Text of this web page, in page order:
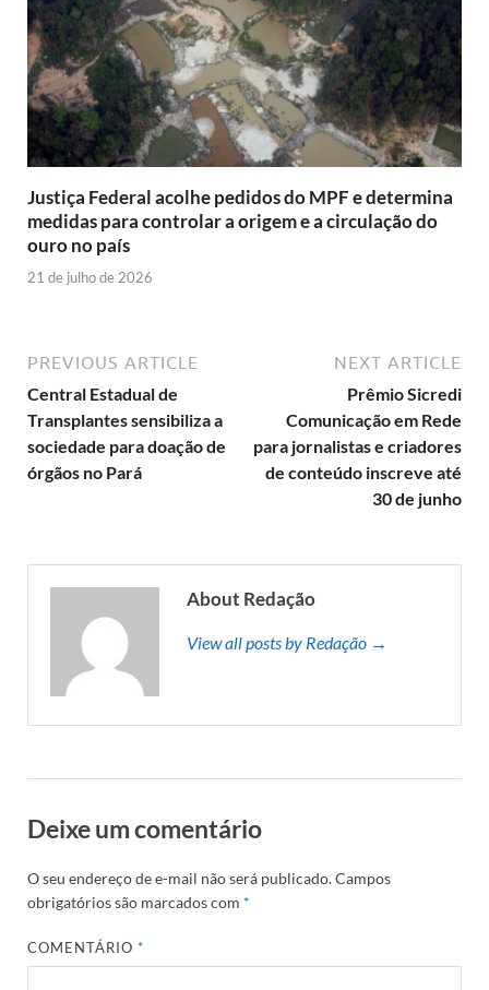
Justiça Federal acolhe pedidos do MPF e determina
medidas para controlar a origem e a circulação do
ouro no país
21 de julho de 2026
PREVIOUS ARTICLE
Central Estadual de
Transplantes sensibiliza a
sociedade para doação de
órgãos no Pará
NEXT ARTICLE
Prêmio Sicredi
Comunicação em Rede
para jornalistas e criadores
de conteúdo inscreve até
30 de junho
About Redação
View all posts by Redação →
Deixe um comentário
O seu endereço de e-mail não será publicado.Campos
obrigatórios são marcados com *
COMENTÁRIO*